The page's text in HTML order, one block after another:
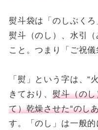
熨斗袋は「のしぶくろ
熨斗（のし）、水引
こと。つまり「ご祝儀
「熨」という字は、“
きており、熨斗（の
て）乾燥させた“のし
す。「のし」は一般